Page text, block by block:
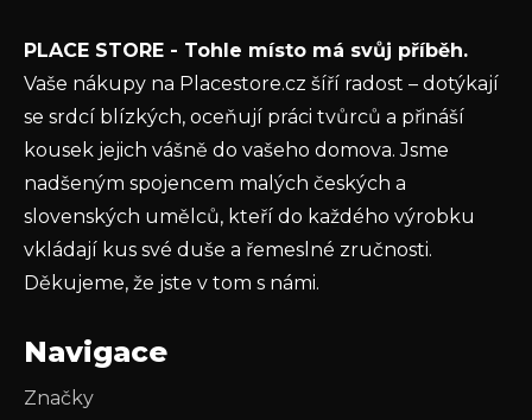
ochrany osobních údajů
PŘIHLÁSIT SE
PLACE STORE - Tohle místo má svůj příběh.
Vaše nákupy na Placestore.cz šíří radost – dotýkají
se srdcí blízkých, oceňují práci tvůrců a přináší
kousek jejich vášně do vašeho domova. Jsme
nadšeným spojencem malých českých a
slovenských umělců, kteří do každého výrobku
vkládají kus své duše a řemeslné zručnosti.
Děkujeme, že jste v tom s námi.
Navigace
Značky